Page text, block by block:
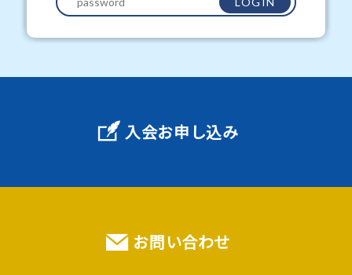
入会お申し込み
お問い合わせ